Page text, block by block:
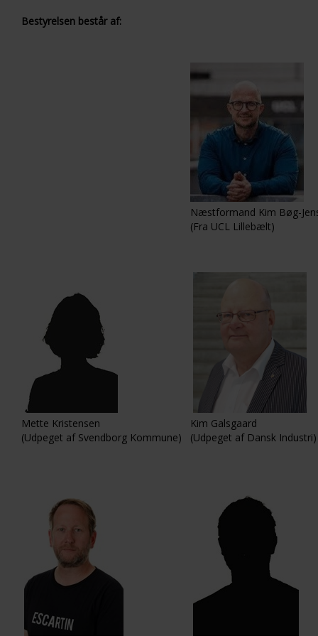
Bestyrelsen består af:
Næstformand Kim Bøg-
(Fra UCL Lillebælt)
Mette Kristensen
(Udpeget af Svendborg Kommune)
Kim Galsgaard
(Udpeget af Dansk Industri)